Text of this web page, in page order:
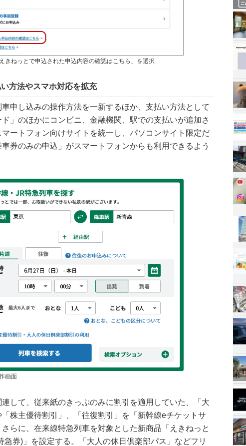
きねっとで申込された申込内容の確認はこちら」を選択
方法やスマホ対応を拡充
申し込みの操作方法を一新するほか、支払い方法として
」のほかにコンビニ、金融機関、駅での支払いが追加さ
ートフォン向けサイトを統一し、パソコンサイト限定だ
券のみの申込」がスマートフォンからも利用できるよう
画面
して、従来紙のきっぷのみに割引を適用していた、「大
株主優待割引」、「往復割引」を「新幹線eチケットサ
らに、在来線特急列車を対象とした新商品「えきねっと
急券)」を設定する。「大人の休日倶楽部パス」などフリ